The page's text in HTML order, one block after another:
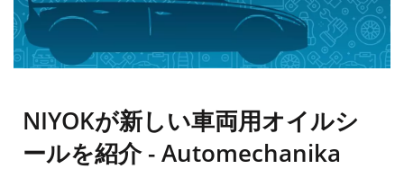
NIYOKが新しい車両用オイルシ
ールを紹介 - Automechanika